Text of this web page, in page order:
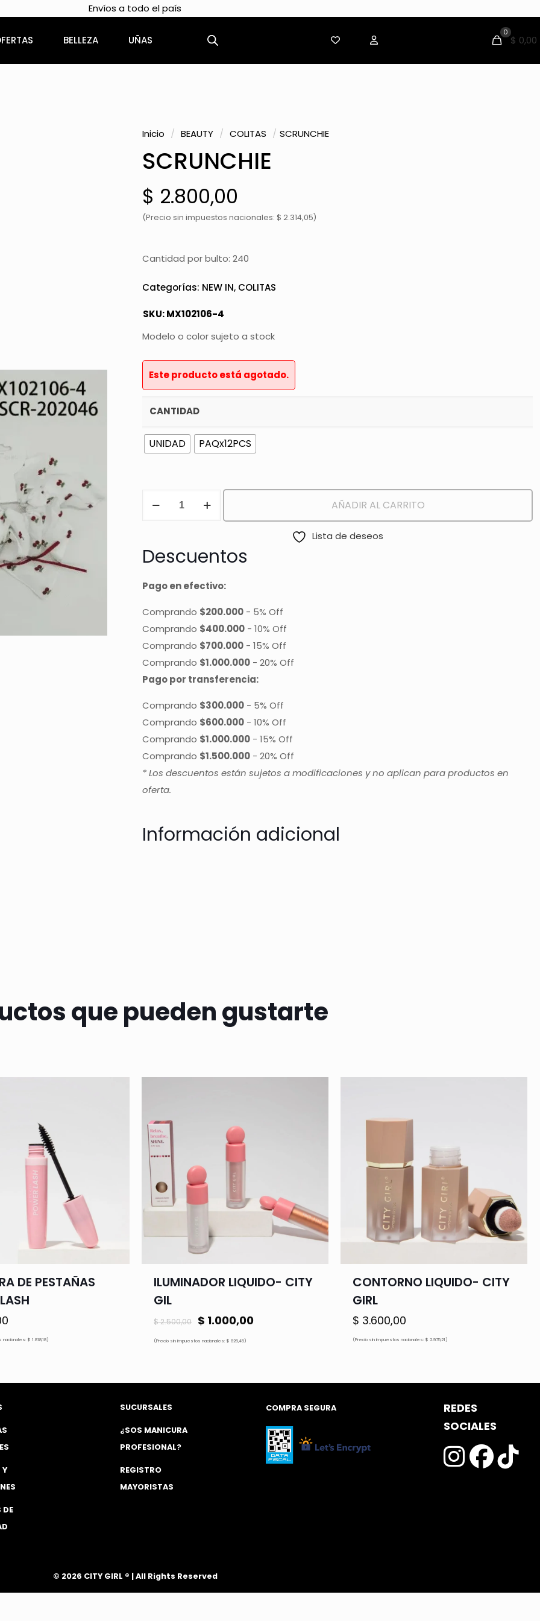
Envíos a todo el país
BELLEZA UÑAS
0
$ 0,00
Inicio / BEAUTY / COLITAS / SCRUNCHIE
SCRUNCHIE
$ 2.800,00
(Precio sin impuestos nacionales: $ 2.314,05)
Cantidad por bulto: 240
Categorías: NEW IN, COLITAS
SKU:MX102106-4
Modelo o color sujeto a stock
Este producto está agotado.
CANTIDAD
UNIDAD PAQx12PCS
AÑADIR AL CARRITO
Lista de deseos
Descuentos
Pago en efectivo:
Comprando $200.000 - 5% Off
Comprando $400.000 - 10% Off
Comprando $700.000 - 15% Off
Comprando $1.000.000 - 20% Off
Pago por transferencia:
Comprando $300.000 - 5% Off
Comprando $600.000 - 10% Off
Comprando $1.000.000 - 15% Off
Comprando $1.500.000 - 20% Off
* Los descuentos están sujetos a modificaciones y no aplican para productos en
oferta.
Información adicional
que pueden gustarte
DE PESTAÑAS
$ 1.818,18)
ILUMINADOR LIQUIDO- CITY
GIL
$2.500,00
El
precio
$ 2.500,00.
$ 1.000,00El
$ 1.000,00.
(Precio sin impuestos nacionales: $ 826,45)
CONTORNO LIQUIDO- CITY
GIRL
$ 3.600,00
(Precio sin impuestos nacionales: $ 2.975,21)
Y
DE
SUCURSALES
¿SOS MANICURA
PROFESIONAL?
REGISTRO
MAYORISTAS
COMPRA SEGURA
REDES
SOCIALES
© 2026 CITY GIRL ® | All Rights Reserved